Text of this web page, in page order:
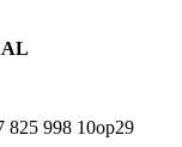
825 998 10op29